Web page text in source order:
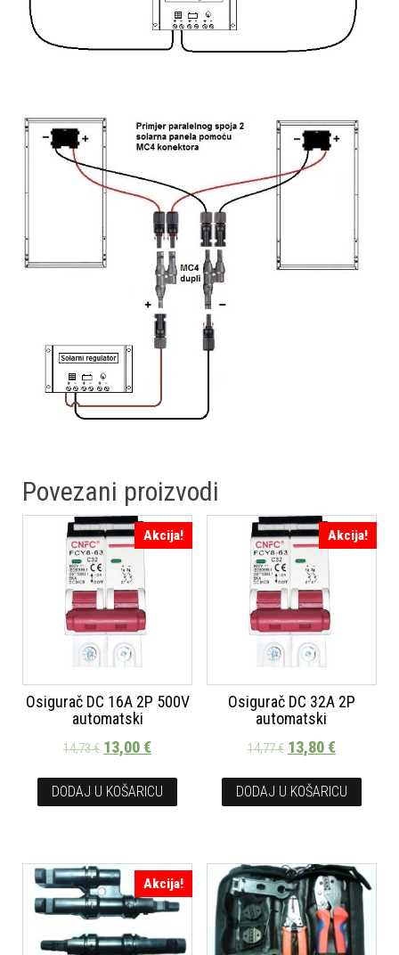
Povezani proizvodi
Akcija!
Osigurač DC 16A 2P 500V
automatski
14,73€ 13,00€
DODAJ U KOŠARICU
Akcija!
Osigurač DC 32A 2P
automatski
14,77€ 13,80€
DODAJ U KOŠARICU
Akcija!